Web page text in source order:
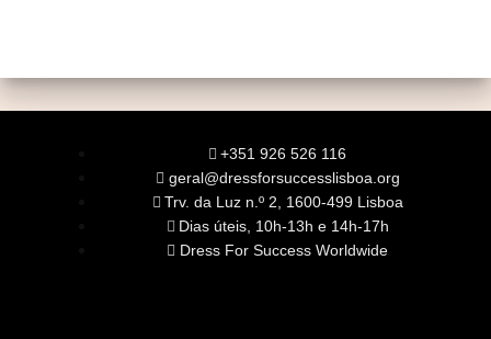
+351 926 526 116
geral@dressforsuccesslisboa.org
Trv. da Luz n.º 2, 1600-499 Lisboa
Dias úteis, 10h-13h e 14h-17h
Dress For Success Worldwide